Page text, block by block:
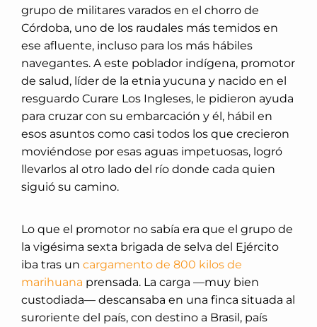
grupo de militares varados en el chorro de
Córdoba, uno de los raudales más temidos en
ese afluente, incluso para los más hábiles
navegantes. A este poblador indígena, promotor
de salud, líder de la etnia yucuna y nacido en el
resguardo Curare Los Ingleses, le pidieron ayuda
para cruzar con su embarcación y él, hábil en
esos asuntos como casi todos los que crecieron
moviéndose por esas aguas impetuosas, logró
llevarlos al otro lado del río donde cada quien
siguió su camino.
Lo que el promotor no sabía era que el grupo de
la vigésima sexta brigada de selva del Ejército
iba tras un cargamento de 800 kilos de
marihuana prensada. La carga —muy bien
custodiada— descansaba en una finca situada al
suroriente del país, con destino a Brasil, país